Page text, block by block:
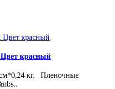
красный
кг. Пленочные